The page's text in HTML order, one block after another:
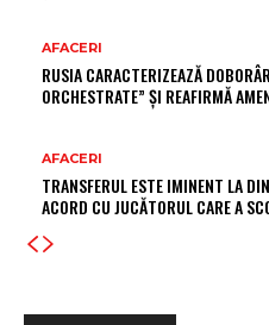
AFACERI
RUSIA CARACTERIZEAZĂ
ORCHESTRATE” ȘI REAFIRMĂ
AFACERI
TRANSFERUL ESTE IMINENT LA
ACORD CU JUCĂTORUL CARE A